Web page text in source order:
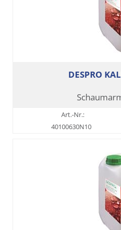
DESPRO
Art.-Nr.:
40100630N10